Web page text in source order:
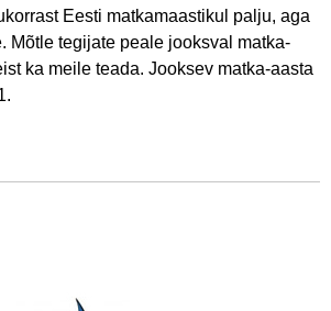
Eesti matkamaastikul palju, aga
Mõtle tegijate peale jooksval matka-
ka meile teada. Jooksev matka-aasta